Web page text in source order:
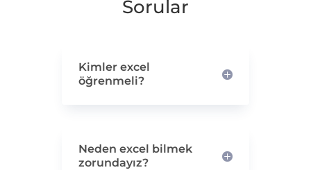
Sorular
Kimler excel
öğrenmeli?
Neden excel bilmek
zorundayız?